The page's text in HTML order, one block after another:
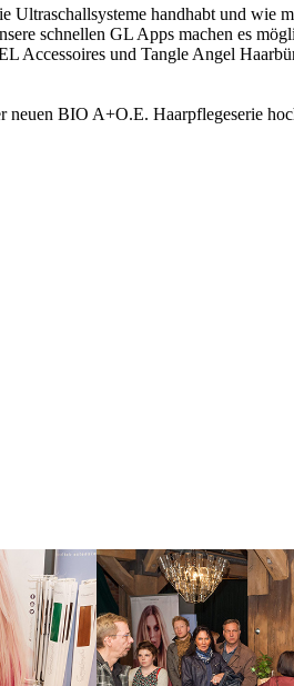
handhabt und wie
schnellen GL Apps machen es
Accessoires und Tangle Angel
neuen BIO A+O.E. Haarpflegeserie